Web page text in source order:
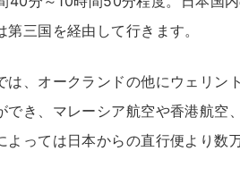
三国を経由して行きます。
は、オークランドの他にウェリン
でき、マレーシア航空や香港航空
よっては日本からの直行便より数